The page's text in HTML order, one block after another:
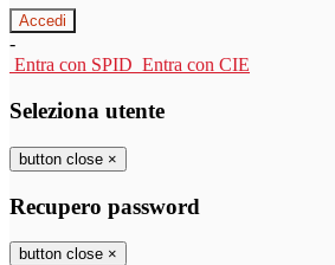
-
Entra con SPID Entra con CIE
Seleziona utente
button close ×
Recupero password
button close ×